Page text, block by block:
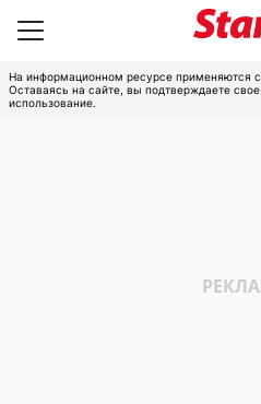
На информационном ресурсе применяются
Оставаясь на сайте, вы подтверждаете свое
использование.